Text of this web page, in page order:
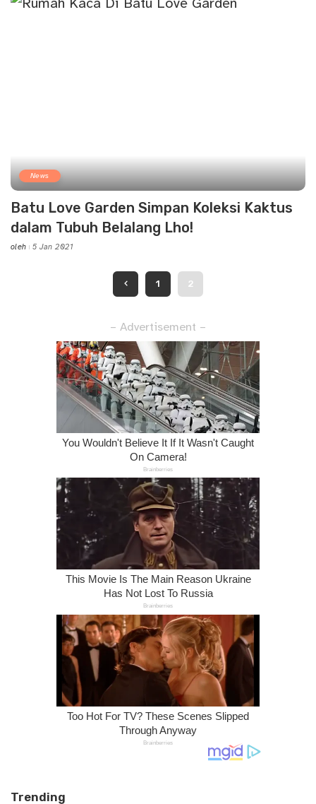
News
Batu Love Garden Simpan Koleksi Kaktus
dalam Tubuh Belalang Lho!
Posted
oleh 5 Jan 2021
1 2
– Advertisement –
Trending